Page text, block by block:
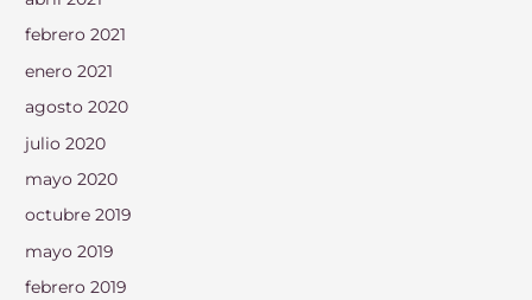
febrero 2021
enero 2021
agosto 2020
julio 2020
mayo 2020
octubre 2019
mayo 2019
febrero 2019